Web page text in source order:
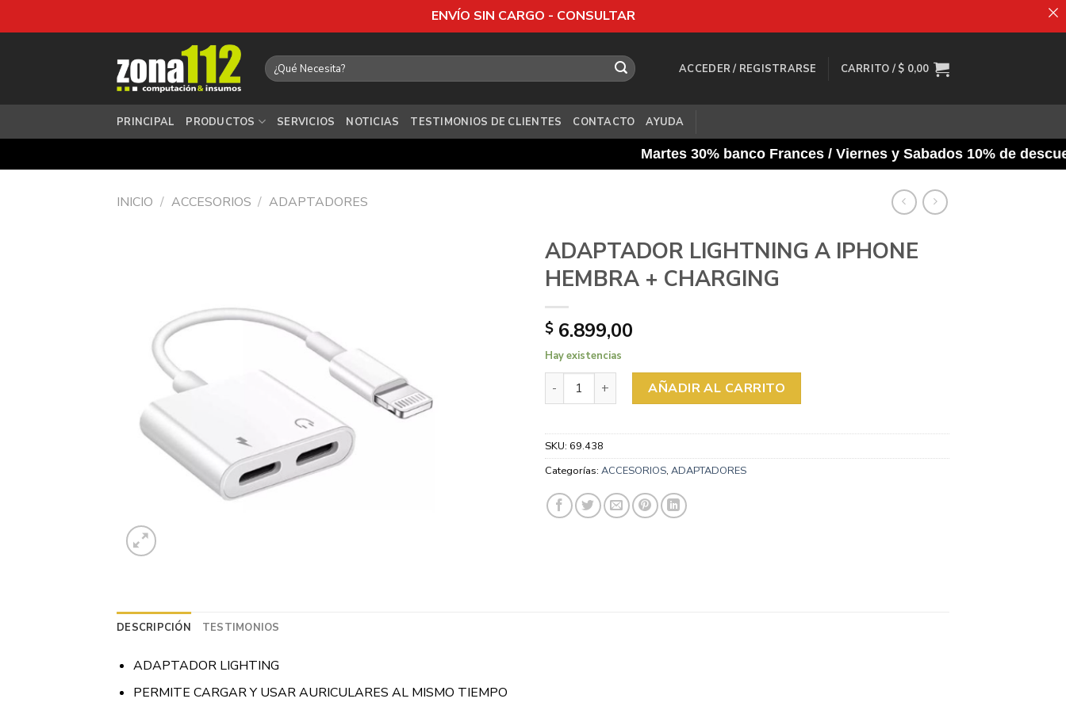
ENVÍO SIN CARGO - CONSULTAR
Buscar
por:
ACCEDER / REGISTRARSE CARRITO / $ 0,00
PRINCIPAL PRODUCTOS SERVICIOS NOTICIAS TESTIMONIOS DE CLIENTES CONTACTO AYUDA
Martes 30% banco Frances / Viernes y Sabados 10% de
INICIO / ACCESORIOS / ADAPTADORES
ADAPTADOR LIGHTNING A IPHONE
HEMBRA + CHARGING
$ 6.899,00
Hay existencias
ADAPTADOR LIGHTNING A IPHONE HEMBRA + CHARGING cantidad
AÑADIR AL CARRITO
SKU: 69.438
Categorías: ACCESORIOS, ADAPTADORES
DESCRIPCIÓN TESTIMONIOS
ADAPTADOR LIGHTING
PERMITE CARGAR Y USAR AURICULARES AL MISMO TIEMPO